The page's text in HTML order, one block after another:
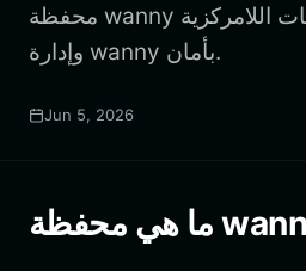
Español
Português (Brasil)
محفظة wanny والوصول إلى التطبيقات اللامركزية
وإدارة wanny بأمان.
Jun 5, 2026